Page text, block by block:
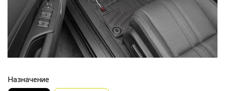
Назначение